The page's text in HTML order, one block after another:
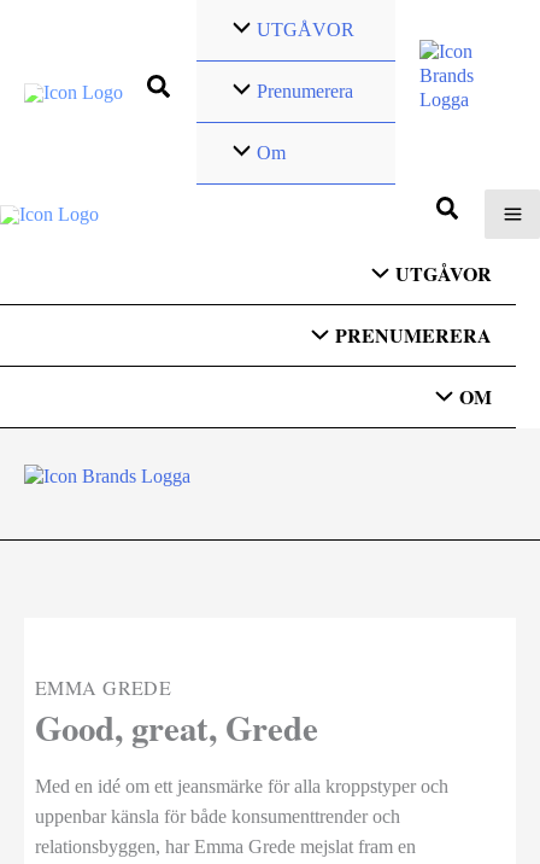
innehåll
UTGÅVOR
Prenumerera
Om
UTGÅVOR
PRENUMERERA
OM
EMMA GREDE
Good, great, Grede
Med en idé om ett jeansmärke för alla kroppstyper och
uppenbar känsla för både konsumenttrender och
relationsbyggen, har Emma Grede mejslat fram en